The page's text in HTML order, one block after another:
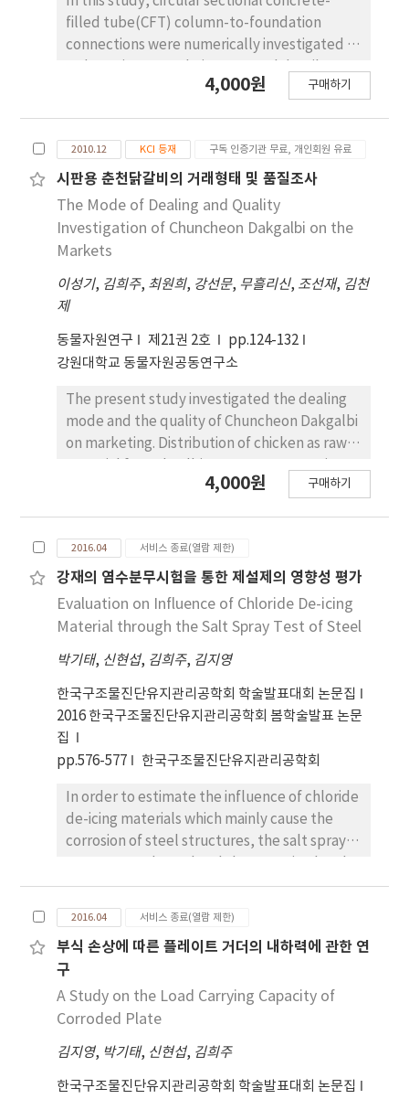
mode were investigated and compared, and
the improvement of structural detail of
circular CFT column-foundation connections
filled tube(CFT) column-to-foundation
connections were numerically investigated in
inner reinforced specimen with high-tension
the numerical model. The validity of the
numerical method was verified through
comparing the experimental results with the
analysis’s ones. In order to optimize design
variables about the inner reinforced model, a
conducted for various variables. Finally, this
study suggested the optimum variables
about the reinforced circular sectional CFT
column-to-foundation connections.
4,000원 구매하기
2010.12 KCI 등재 구독 인증기관 무료, 개인회원 유료
시판용 춘천닭갈비의 거래형태 및 품질조사
The Mode of Dealing and Quality
Investigation of Chuncheon Dakgalbi on the
Markets
이성기, 김희주, 최원희, 강선문, 무흘리신, 조선재, 김천
제
동물자원연구 제21권 2호
pp.124-132
강원대학교 동물자원공동연구소
The present study investigated the dealing
mode and the quality of Chuncheon Dakgalbi
on marketing. Distribution of chicken as raw
Chuncheon was studied. Boneless chicken
respectively. Consumer's taste for Dakgalbi
was surveyed at different area such as
apartment (A), university (B) and downtown
area (C) in Chuncheon. The redness and taste
significantly higher (p<0.05) among the
members of family (A) as compared to
others. Saccharinity and salinity of Dakgalbi
were rated significant (p<0.05) among
university student (B) than other consumers.
In conclusion, quality characteristics of
Dakgalbi differs with marketing area or
consumer group in Chuncheon.
4,000원 구매하기
2016.04 서비스 종료(열람 제한)
강재의 염수분무시험을 통한 제설제의 영향성 평가
Evaluation on Influence of Chloride De-icing
Material through the Salt Spray Test of Steel
박기태, 신현섭, 김희주, 김지영
한국구조물진단유지관리공학회 학술발표대회 논문집
2016 한국구조물진단유지관리공학회 봄학술발표 논문
집
pp.576-577
한국구조물진단유지관리공학회
In order to estimate the influence of chloride
de-icing materials which mainly cause the
corrosion of steel structures, the salt spray
of steel was investigated. The concentration
of the chloride de-icing materials and the
number of the spray were selected as
variables, and the influence of chloride de-
icing materials was estimated according to
weight reduction of steel specimens.
2016.04 서비스 종료(열람 제한)
부식 손상에 따른 플레이트 거더의 내하력에 관한 연
구
A Study on the Load Carrying Capacity of
Corroded Plate
김지영, 박기태, 신현섭, 김희주
한국구조물진단유지관리공학회 학술발표대회 논문집